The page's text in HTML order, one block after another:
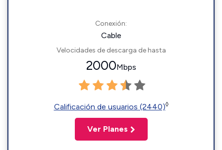
Conexión:
Cable
Velocidades de descarga de hasta
2000Mbps
Calificación de usuarios (2440)◊
Ver Planes